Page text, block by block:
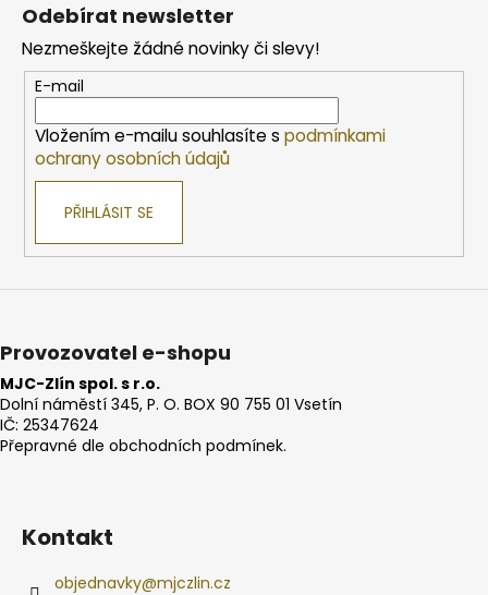
Odebírat newsletter
Nezmeškejte žádné novinky či slevy!
E-mail
Vložením e-mailu souhlasíte s podmínkami
ochrany osobních údajů
PŘIHLÁSIT SE
Provozovatel e-shopu
MJC-Zlín spol. s r.o.
Dolní náměstí 345, P. O. BOX 90 755 01 Vsetín
IČ: 25347624
Přepravné dle obchodních podmínek.
Kontakt
objednavky@mjczlin.cz